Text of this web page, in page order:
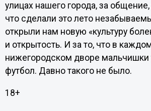
улицах нашего города, за
что сделали это лето
открыли нам новую «культуру
и открытость. И за то, что в
нижегородском дворе мальчишки
футбол. Давно такого не было.
18+